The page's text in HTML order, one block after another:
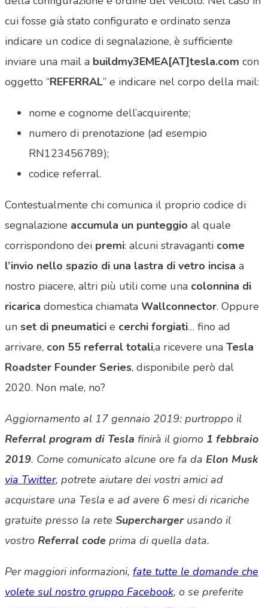
cui fosse già stato configurato e ordinato senza
indicare un codice di segnalazione, è sufficiente
inviare una mail a buildmy3EMEA[AT]tesla.com con
oggetto “REFERRAL” e indicare nel corpo della mail:
nome e cognome dell’acquirente;
numero di prenotazione (ad esempio
RN123456789);
codice referral.
Contestualmente chi comunica il proprio codice di
segnalazione accumula un punteggio al quale
corrispondono dei premi: alcuni stravaganti come
l’invio nello spazio di una lastra di vetro incisa a
nostro piacere, altri più utili come una colonnina di
ricarica domestica chiamata Wallconnector. Oppure
un set di pneumatici e cerchi forgiati… fino ad
arrivare, con 55 referral totali,a ricevere una Tesla
Roadster Founder Series, disponibile però dal
2020. Non male, no?
Aggiornamento al 17 gennaio 2019: purtroppo il
Referral program di Tesla finirà il giorno 1 febbraio
2019. Come comunicato alcune ore fa da Elon Musk
via Twitter, potrete aiutare dei vostri amici ad
acquistare una Tesla e ad avere 6 mesi di ricariche
gratuite presso la rete Supercharger usando il
vostro Referral code prima di quella data.
Per maggiori informazioni, fate tutte le domande che
volete sul nostro gruppo Facebook, o se preferite